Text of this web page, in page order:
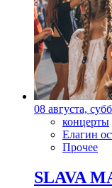
08 августа,
концерты
Елагин
Прочее
SLAVA